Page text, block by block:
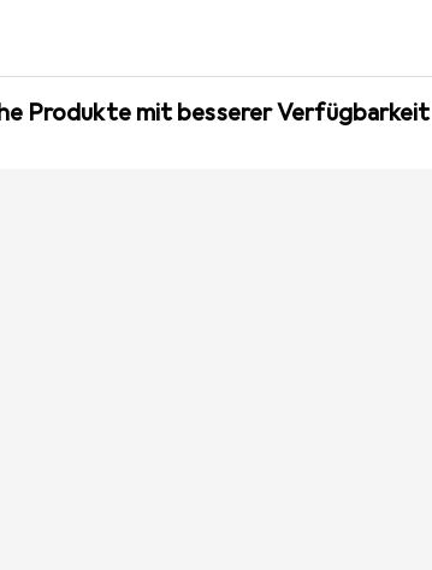
Produkte mit besserer Verfügbarkeit